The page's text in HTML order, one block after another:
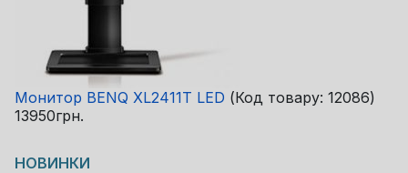
Монитор BENQ XL2411T LED (Код товару: 12086)
13950грн.
НОВИНКИ